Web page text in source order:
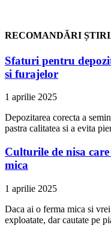
RECOMANDĂRI
Sfaturi pentru
si furajelor
1 aprilie 2025
Depozitarea corecta a
pastra calitatea si a evita
Culturile de nisa
mica
1 aprilie 2025
Daca ai o ferma mica si
exploatate, dar cautate pe